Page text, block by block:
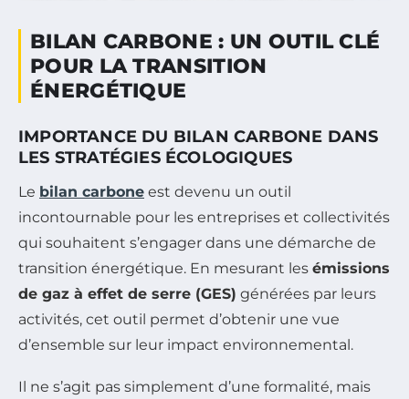
BILAN CARBONE : UN OUTIL CLÉ
POUR LA TRANSITION
ÉNERGÉTIQUE
IMPORTANCE DU BILAN CARBONE DANS
LES STRATÉGIES ÉCOLOGIQUES
Le bilan carbone est devenu un outil
incontournable pour les entreprises et collectivités
qui souhaitent s’engager dans une démarche de
transition énergétique. En mesurant les émissions
de gaz à effet de serre (GES) générées par leurs
activités, cet outil permet d’obtenir une vue
d’ensemble sur leur impact environnemental.
Il ne s’agit pas simplement d’une formalité, mais